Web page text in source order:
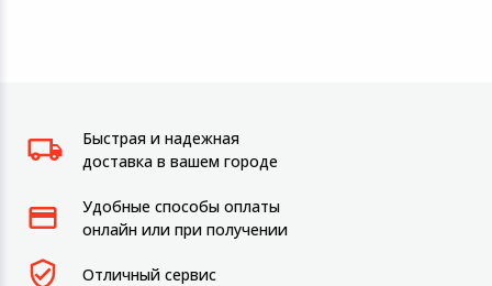
Быстрая и надежная
доставка в вашем городе
Удобные способы оплаты
онлайн или при получении
Отличный сервис